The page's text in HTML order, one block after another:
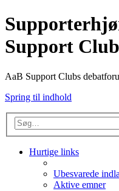
Support Club
AaB Support Clubs
Spring til indhold
Hurtige links
Ubesvarede
Aktive emner